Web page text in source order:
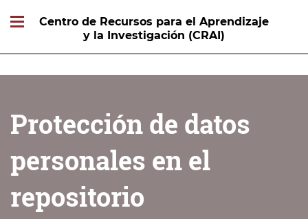
Centro de Recursos para el Aprendizaje
y la Investigación (CRAI)
Protección de datos
personales en el
repositorio